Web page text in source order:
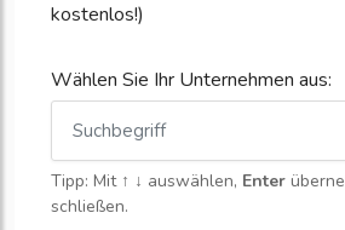
kostenlos!)
Wählen Sie Ihr Unternehmen aus:
Tipp: Mit ↑ ↓ auswählen, Enter
schließen.